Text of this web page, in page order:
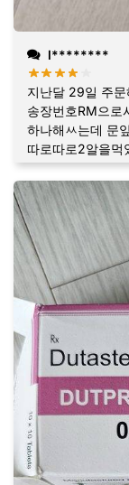
l********
지난달 29일 주
송장번호RM으로
하나해ㅆ는데 문
따로따로2알을먹